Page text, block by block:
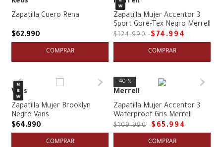
Zapatilla Cuero Rena
$62.990
COMPRAR
Zapatilla Mujer Accentor 3
Sport Gore-Tex Negro Merrell
$124.990 $ 74 .994
COMPRAR
Vans
Zapatilla Mujer Brooklyn
Negro Vans
$64.990
COMPRAR
40 %
Merrell
Zapatilla Mujer Accentor 3
Waterproof Gris Merrell
$109.990 $ 65 .994
COMPRAR